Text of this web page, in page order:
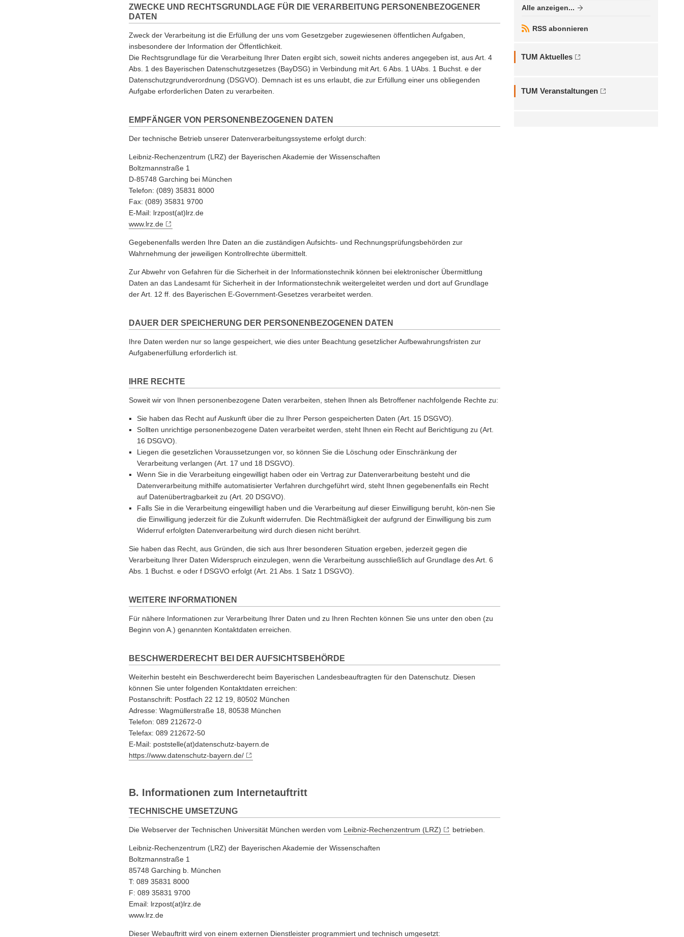
ZWECKE UND RECHTSGRUNDLAGE FÜR DIE VERARBEITUNG PERSONENBEZOGENER
DATEN
Zweck der Verarbeitung ist die Erfüllung der uns vom Gesetzgeber zugewiesenen öffentlichen Aufgaben,
insbesondere der Information der Öffentlichkeit.
Die Rechtsgrundlage für die Verarbeitung Ihrer Daten ergibt sich, soweit nichts anderes angegeben ist, aus Art. 4
Abs. 1 des Bayerischen Datenschutzgesetzes (BayDSG) in Verbindung mit Art. 6 Abs. 1 UAbs. 1 Buchst. e der
Datenschutzgrundverordnung (DSGVO). Demnach ist es uns erlaubt, die zur Erfüllung einer uns obliegenden
Aufgabe erforderlichen Daten zu verarbeiten.
EMPFÄNGER VON PERSONENBEZOGENEN DATEN
Der technische Betrieb unserer Datenverarbeitungssysteme erfolgt durch:
Leibniz-Rechenzentrum (LRZ) der Bayerischen Akademie der Wissenschaften
Boltzmannstraße 1
D-85748 Garching bei München
Telefon: (089) 35831 8000
Fax: (089) 35831 9700
E-Mail: lrzpost(at)lrz.de
www.lrz.de
Gegebenenfalls werden Ihre Daten an die zuständigen Aufsichts- und Rechnungsprüfungsbehörden zur
Wahrnehmung der jeweiligen Kontrollrechte übermittelt.
Zur Abwehr von Gefahren für die Sicherheit in der Informationstechnik können bei elektronischer Übermittlung
Daten an das Landesamt für Sicherheit in der Informationstechnik weitergeleitet werden und dort auf Grundlage
der Art. 12 ff. des Bayerischen E-Government-Gesetzes verarbeitet werden.
DAUER DER SPEICHERUNG DER PERSONENBEZOGENEN DATEN
Ihre Daten werden nur so lange gespeichert, wie dies unter Beachtung gesetzlicher Aufbewahrungsfristen zur
Aufgabenerfüllung erforderlich ist.
IHRE RECHTE
Soweit wir von Ihnen personenbezogene Daten verarbeiten, stehen Ihnen als Betroffener nachfolgende Rechte zu:
Sie haben das Recht auf Auskunft über die zu Ihrer Person gespeicherten Daten (Art. 15 DSGVO).
Sollten unrichtige personenbezogene Daten verarbeitet werden, steht Ihnen ein Recht auf Berichtigung zu (Art.
16 DSGVO).
Liegen die gesetzlichen Voraussetzungen vor, so können Sie die Löschung oder Einschränkung der
Verarbeitung verlangen (Art. 17 und 18 DSGVO).
Wenn Sie in die Verarbeitung eingewilligt haben oder ein Vertrag zur Datenverarbeitung besteht und die
Datenverarbeitung mithilfe automatisierter Verfahren durchgeführt wird, steht Ihnen gegebenenfalls ein Recht
auf Datenübertragbarkeit zu (Art. 20 DSGVO).
Falls Sie in die Verarbeitung eingewilligt haben und die Verarbeitung auf dieser Einwilligung beruht, kön-nen Sie
die Einwilligung jederzeit für die Zukunft widerrufen. Die Rechtmäßigkeit der aufgrund der Einwilligung bis zum
Widerruf erfolgten Datenverarbeitung wird durch diesen nicht berührt.
Sie haben das Recht, aus Gründen, die sich aus Ihrer besonderen Situation ergeben, jederzeit gegen die
Verarbeitung Ihrer Daten Widerspruch einzulegen, wenn die Verarbeitung ausschließlich auf Grundlage des Art. 6
Abs. 1 Buchst. e oder f DSGVO erfolgt (Art. 21 Abs. 1 Satz 1 DSGVO).
WEITERE INFORMATIONEN
Für nähere Informationen zur Verarbeitung Ihrer Daten und zu Ihren Rechten können Sie uns unter den oben (zu
Beginn von A.) genannten Kontaktdaten erreichen.
BESCHWERDERECHT BEI DER AUFSICHTSBEHÖRDE
Weiterhin besteht ein Beschwerderecht beim Bayerischen Landesbeauftragten für den Datenschutz. Diesen
können Sie unter folgenden Kontaktdaten erreichen:
Postanschrift: Postfach 22 12 19, 80502 München
Adresse: Wagmüllerstraße 18, 80538 München
Telefon: 089 212672-0
Telefax: 089 212672-50
E-Mail: poststelle(at)datenschutz-bayern.de
https://www.datenschutz-bayern.de/
B. Informationen zum Internetauftritt
TECHNISCHE UMSETZUNG
Die Webserver der Technischen Universität München werden vom Leibniz-Rechenzentrum (LRZ) betrieben.
Leibniz-Rechenzentrum (LRZ) der Bayerischen Akademie der Wissenschaften
Boltzmannstraße 1
85748 Garching b. München
T: 089 35831 8000
F: 089 35831 9700
Email: lrzpost(at)lrz.de
www.lrz.de
Dieser Webauftritt wird von einem externen Dienstleister programmiert und technisch umgesetzt:
Alle anzeigen...
RSS abonnieren
TUM Aktuelles
TUM Veranstaltungen